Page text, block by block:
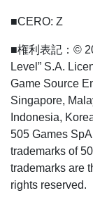
■CERO: Z
■権利表記：©
Level” S.A.
Game Source
Singapore,
Indonesia,
505 Games
trademarks of
trademarks are
rights reserved.